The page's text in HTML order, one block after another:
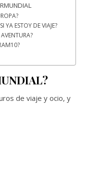
YA ESTOY DE VIAJE?
de viaje y ocio, y